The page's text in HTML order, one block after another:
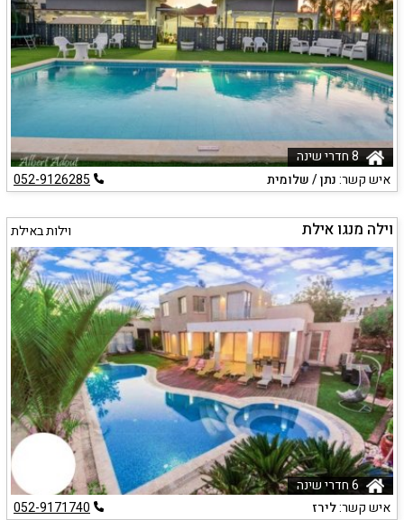
8 חדרי שינה
איש קשר:נתן / שלומית 052-9126285
וילה מנגו אילת וילות באילת
איש קשר:לירז 052-9171740